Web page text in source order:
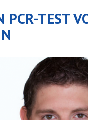
TEST